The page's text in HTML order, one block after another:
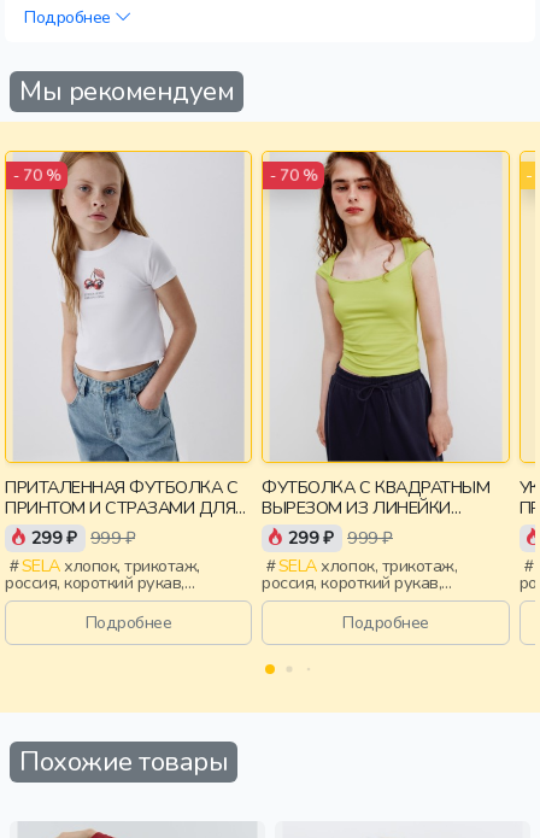
Подробнее
Мы рекомендуем
- 70 %
ПРИТАЛЕННАЯ ФУТБОЛКА С
ПРИНТОМ И СТРАЗАМИ ДЛЯ
ДЕВОЧЕК
299 ₽ 999 ₽
SELAхлопок, трикотаж,
россия, короткий рукав,
короткие, приталенные, принт,
вырез, круглый вырез,
эластичные, девочки, дети
Подробнее
- 70 %
ФУТБОЛКА С КВАДРАТНЫМ
ВЫРЕЗОМ ИЗ ЛИНЕЙКИ
YOUNG
299 ₽ 999 ₽
SELAхлопок, трикотаж,
россия, короткий рукав,
короткие, прилегающие,
крылышки, вырез, девочки,
старшеклассники, дети
Подробнее
-
Похожие товары